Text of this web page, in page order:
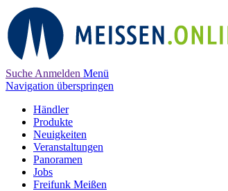
Suche Anmelden Menü
Navigation überspringen
Händler
Produkte
Neuigkeiten
Veranstaltungen
Panoramen
Jobs
Freifunk Meißen